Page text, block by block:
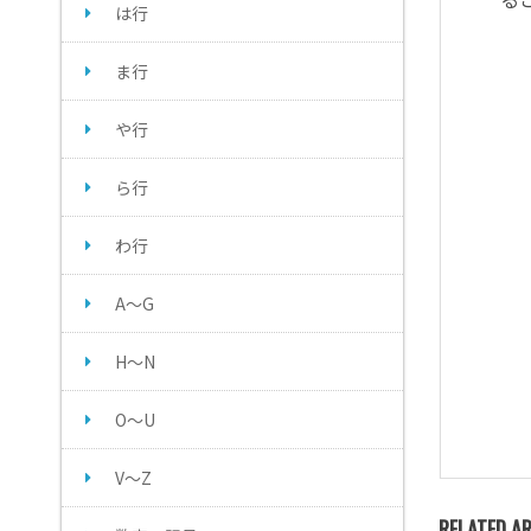
は行
ま行
や行
ら行
わ行
A～G
H～N
O～U
V～Z